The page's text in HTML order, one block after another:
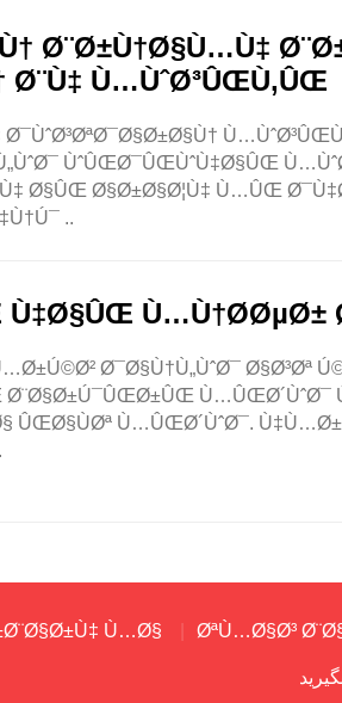
Ø¨Ø±Ù†Ø§Ù…Ù‡
Ù…ÙˆØ³ÛŒÙ‚ÛŒ
ÙˆÛŒØ¯ÛŒÙˆÙ‡Ø§ÛŒ
Ø§ÛŒ Ø§Ø±Ø§Ø¦Ù‡ Ù…ÛŒ
..
Ù‡Ø§ÛŒ Ù…Ù†Ø­ØµØ±
Ø¯Ø§Ù†Ù„ÙˆØ¯ Ø§Ø³Øª
Ø¨Ø§Ø±Ú¯ÛŒØ±ÛŒ Ù…ÛŒ‌Ø´ÙˆØ¯
ÛŒØ§ÙØª Ù…ÛŒ‌Ø´ÙˆØ¯.
Ù…Ø§ ØªÙ…Ø§Ø³